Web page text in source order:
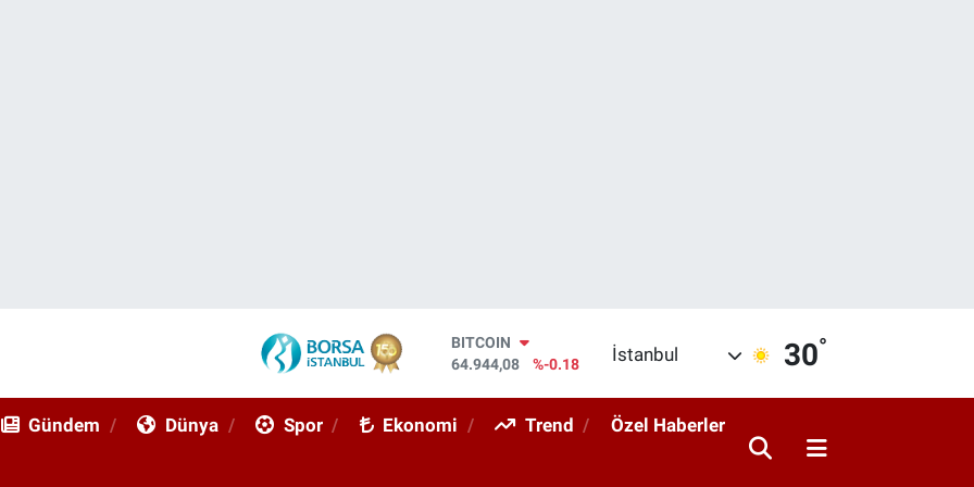
BITCOIN
64.944,08
%-0.18
EURO
İstanbul 30°
Gündem Dünya Spor Ekonomi Trend Özel Haberler